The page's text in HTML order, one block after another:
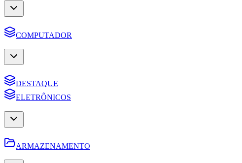
COMPUTADOR
DESTAQUE
ELETRÔNICOS
ARMAZENAMENTO